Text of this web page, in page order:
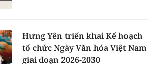
Hưng Yên triển khai Kế hoạch
tổ chức Ngày Văn hóa Việt Nam
giai đoạn 2026-2030